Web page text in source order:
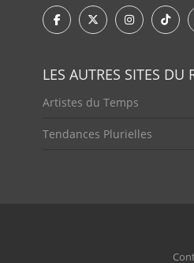
LES AUTRES SITES DU
Artistes du Temps
Tendances Plurielles